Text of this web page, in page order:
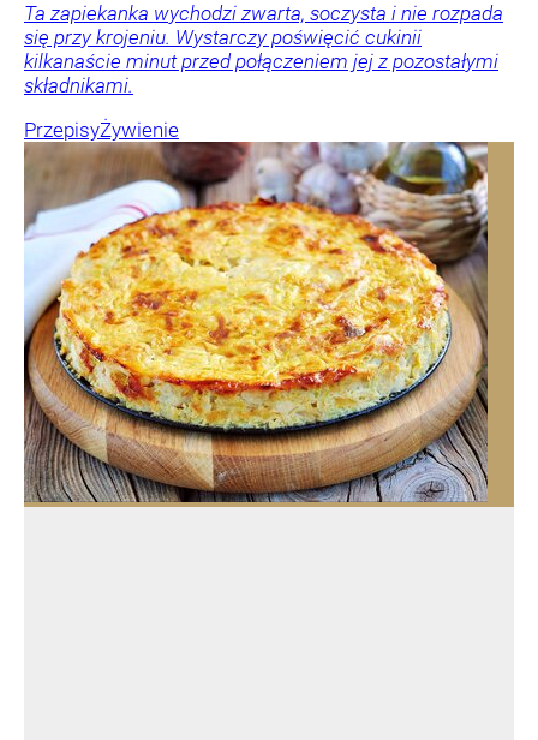
Ta zapiekanka wychodzi zwarta, soczysta i nie rozpada
się przy krojeniu. Wystarczy poświęcić cukinii
kilkanaście minut przed połączeniem jej z pozostałymi
składnikami.
PrzepisyŻywienie